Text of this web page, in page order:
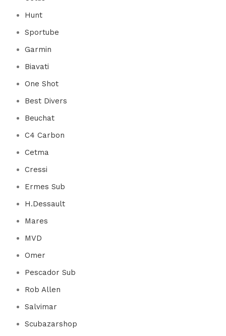
Hunt
Sportube
Garmin
Biavati
One Shot
Best Divers
Beuchat
C4 Carbon
Cetma
Cressi
Ermes Sub
H.Dessault
Mares
MVD
Omer
Pescador Sub
Rob Allen
Salvimar
Scubazarshop